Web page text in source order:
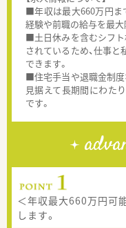
■年収は最大660万円ま
経験や前職の給与を最
■土日休みを含むシフト
されているため、仕事
できます。
■住宅手当や退職金制度
見据えて長期間にわた
です。
＜年収最大660万円可
します。